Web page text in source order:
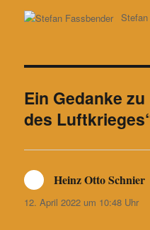
bots
pp
Autor
Ein Gedanke
des
Heinz Otto Schnier
12. April 2022 um 10:48 Uhr